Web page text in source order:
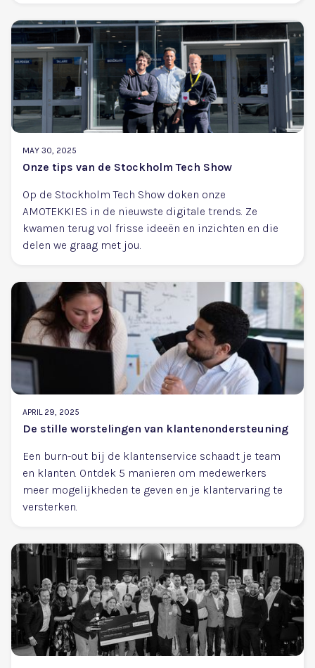
MAY 30, 2025
Onze tips van de Stockholm Tech Show
Op de Stockholm Tech Show doken onze
AMOTEKKIES in de nieuwste digitale trends. Ze
kwamen terug vol frisse ideeën en inzichten en die
delen we graag met jou.
APRIL 29, 2025
De stille worstelingen van klantenondersteuning
Een burn-out bij de klantenservice schaadt je team
en klanten. Ontdek 5 manieren om medewerkers
meer mogelijkheden te geven en je klantervaring te
versterken.